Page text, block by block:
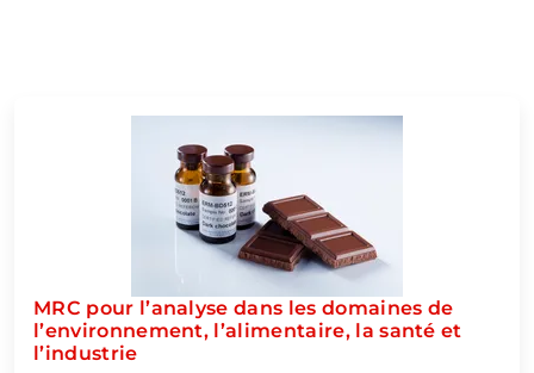
MRC pour l’analyse dans les domaines de
l’environnement, l’alimentaire, la santé et
l’industrie